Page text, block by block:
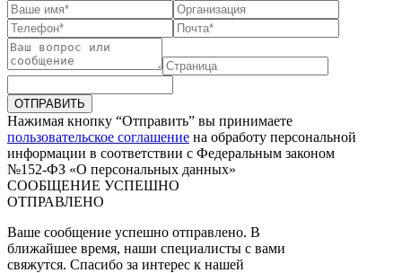
ОТПРАВИТЬ
Нажимая кнопку “Отправить” вы принимаете
пользовательское соглашение на обработу персональной
информации в соответствии с Федеральным законом
№152-ФЗ «О персональных данных»
СООБЩЕНИЕ УСПЕШНО
ОТПРАВЛЕНО
Ваше сообщение успешно отправлено. В
ближайшее время, наши специалисты с вами
свяжутся. Спасибо за интерес к нашей